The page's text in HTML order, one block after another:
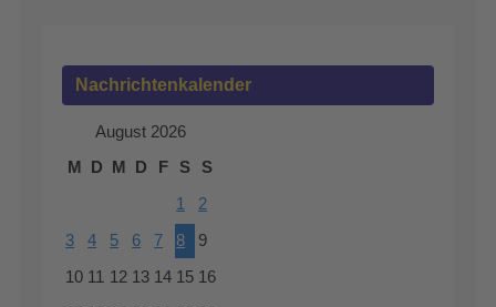
Nachrichtenkalender
August 2026
M
D M D F S S
1 2
3 4 5 6 7 8 9
10 11 12 13 14 15 16